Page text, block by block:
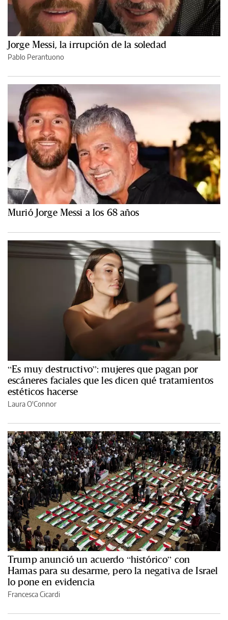
Jorge Messi, la irrupción de la soledad
Pablo Perantuono
Murió Jorge Messi a los 68 años
“Es muy destructivo”: mujeres que pagan por
escáneres faciales que les dicen qué tratamientos
estéticos hacerse
Laura O'Connor
Trump anunció un acuerdo “histórico” con
Hamas para su desarme, pero la negativa de Israel
lo pone en evidencia
Francesca Cicardi